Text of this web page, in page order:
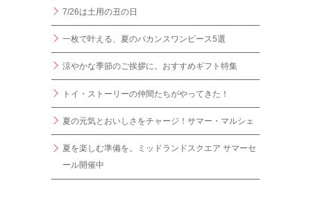
7/26は土用の丑の日
一枚で叶える、夏のバカンスワンピース5選
涼やかな季節のご挨拶に。おすすめギフト特集
トイ・ストーリーの仲間たちがやってきた！
夏の元気とおいしさをチャージ！サマー・マルシェ
夏を楽しむ準備を。ミッドランドスクエア サマーセ
ール開催中